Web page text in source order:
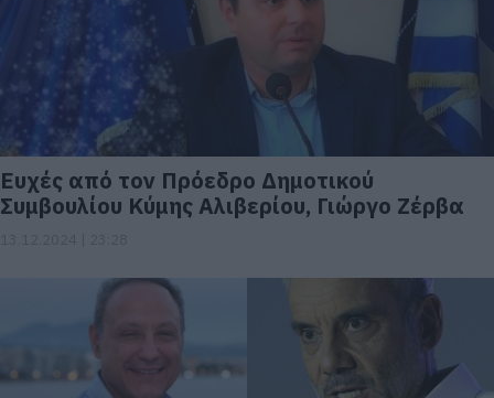
Ευχές από τον Πρόεδρο Δημοτικού
Συμβουλίου Κύμης Αλιβερίου, Γιώργο Ζέρβα